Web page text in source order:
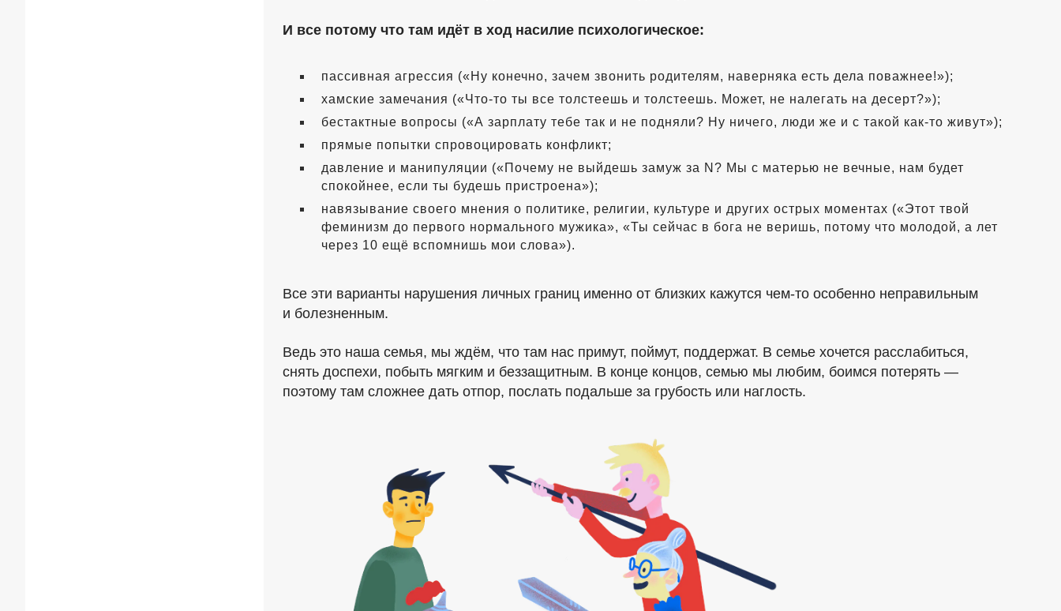
И все потому что там идёт в ход насилие психологическое:
пассивная агрессия («Ну конечно, зачем звонить родителям, наверняка есть дела поважнее!»);
хамские замечания («Что-то ты все толстеешь и толстеешь. Может, не налегать на десерт?»);
бестактные вопросы («А зарплату тебе так и не подняли? Ну ничего, люди же и с такой как-то живут»);
прямые попытки спровоцировать конфликт;
давление и манипуляции («Почему не выйдешь замуж за N? Мы с матерью не вечные, нам будет
спокойнее, если ты будешь пристроена»);
навязывание своего мнения о политике, религии, культуре и других острых моментах («Этот твой
феминизм до первого нормального мужика», «Ты сейчас в бога не веришь, потому что молодой, а лет
через 10 ещё вспомнишь мои слова»).
Все эти варианты нарушения личных границ именно от близких кажутся чем-то особенно неправильным
и болезненным.
Ведь это наша семья, мы ждём, что там нас примут, поймут, поддержат. В семье хочется расслабиться,
снять доспехи, побыть мягким и беззащитным. В конце концов, семью мы любим, боимся потерять —
поэтому там сложнее дать отпор, послать подальше за грубость или наглость.